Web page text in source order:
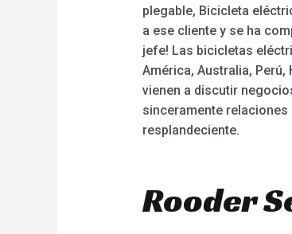
plegable, Bicicleta
a ese cliente y se ha
jefe! Las bicicletas
América, Australia,
vienen a discutir
sinceramente
resplandeciente.
Rooder